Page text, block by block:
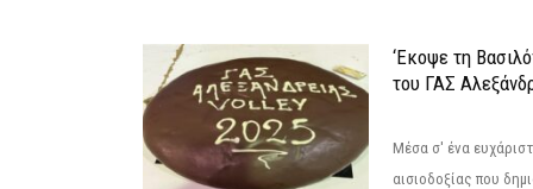
‘Εκοψε τη
του ΓΑΣ
Μέσα σ' ένα
αισιοδοξίας που